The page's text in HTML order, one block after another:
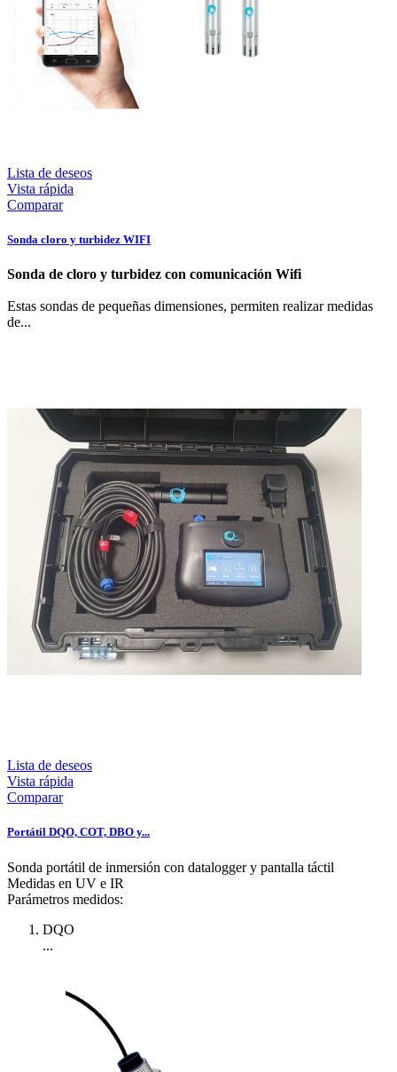
Lista de deseos
Vista rápida
Comparar
Sonda cloro y turbidez WIFI
Sonda de cloro y turbidez con comunicación Wifi
Estas sondas de pequeñas dimensiones, permiten realizar medidas
de...
Lista de deseos
Vista rápida
Comparar
Portátil DQO, COT, DBO y...
Sonda portátil de inmersión con datalogger y pantalla táctil
Medidas en UV e IR
Parámetros medidos:
DQO
...